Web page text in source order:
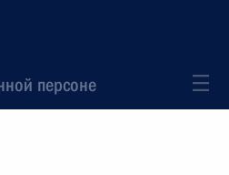
персоне